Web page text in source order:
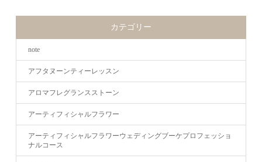
カテゴリー
note
アフタヌーンティーレッスン
アロマフレグランスストーン
アーティフィシャルフラワー
アーティフィシャルフラワーウェディングブーケプロフェッショ
ナルコース